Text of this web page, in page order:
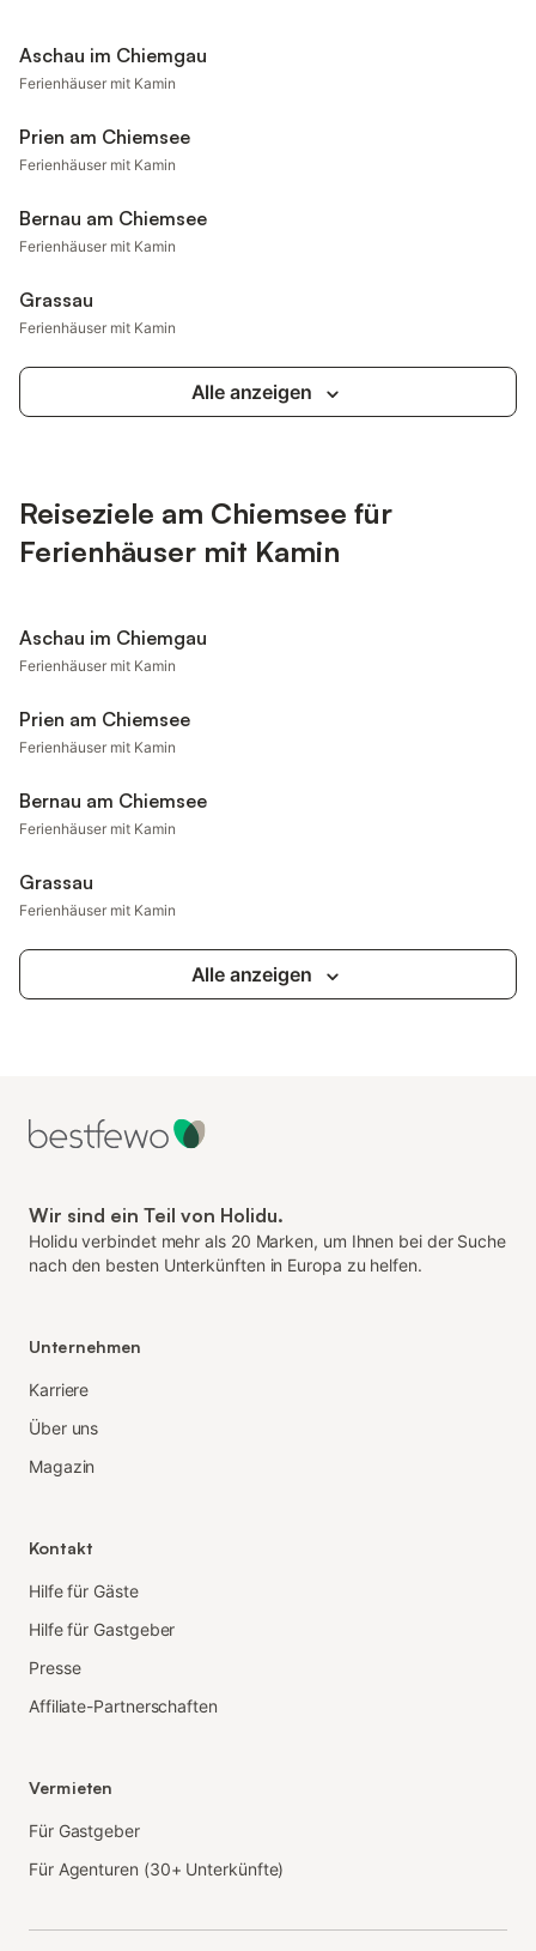
Aschau im Chiemgau
Ferienhäuser mit Kamin
Prien am Chiemsee
Ferienhäuser mit Kamin
Bernau am Chiemsee
Ferienhäuser mit Kamin
Grassau
Ferienhäuser mit Kamin
Alle anzeigen
Reiseziele am Chiemsee für
Ferienhäuser mit Kamin
Aschau im Chiemgau
Ferienhäuser mit Kamin
Prien am Chiemsee
Ferienhäuser mit Kamin
Bernau am Chiemsee
Ferienhäuser mit Kamin
Grassau
Ferienhäuser mit Kamin
Alle anzeigen
Wir sind ein Teil von Holidu.
Holidu verbindet mehr als 20 Marken, um Ihnen bei der Suche
nach den besten Unterkünften in Europa zu helfen.
Unternehmen
Karriere
Über uns
Magazin
Kontakt
Hilfe für Gäste
Hilfe für Gastgeber
Presse
Affiliate-Partnerschaften
Vermieten
Für Gastgeber
Für Agenturen (30+ Unterkünfte)